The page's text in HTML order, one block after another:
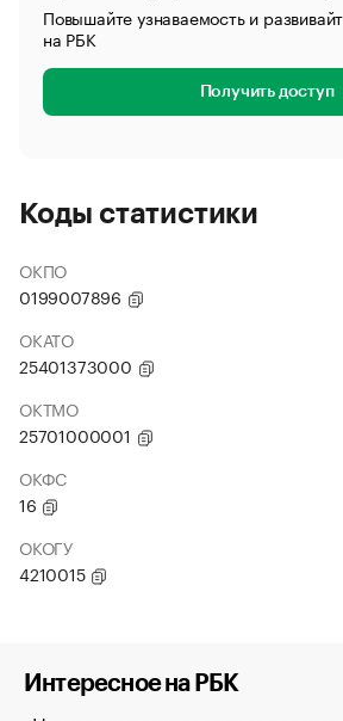
Повышайте узнаваемость и
на РБК
Получить доступ
Коды статистики
ОКПО
0199007896
ОКАТО
25401373000
ОКТМО
25701000001
ОКФС
16
ОКОГУ
4210015
Интересное на РБК